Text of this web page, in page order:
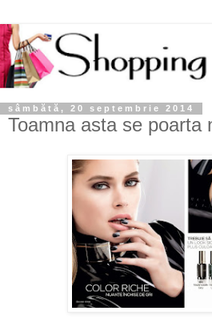
sâmbătă, 20 septembrie 2014
Toamna asta se poarta